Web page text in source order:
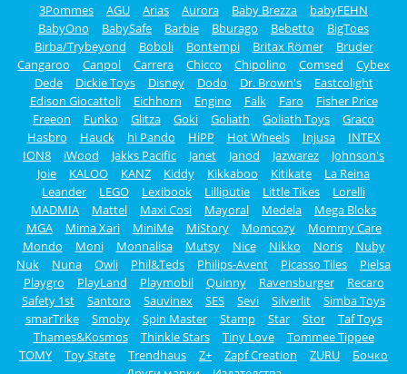
3Pommes AGU Arias Aurora Baby Brezza
babyFEHN
BabyOno
BabySafe Barbie Bburago Bebetto
BigToes
Birba/Trybeyond
Boboli Bontempi Britax Römer
Bruder
Cangaroo
Canpol Carrera Chicco Chipolino Comsed
Cybex
Dede
Dickie Toys Disney Dodo Dr. Brown's
Eastcolight
Edison Giocattoli
Eichhorn Engino Falk Faro
Fisher Price
Freeon
Funko Glitza Goki Goliath Goliath Toys
Graco
Hasbro
Hauck hi Pando HiPP Hot Wheels Injusa
INTEX
ION8
iWood Jakks Pacific Janet Janod Jazwarez
Johnson's
Joie
KALOO KANZ Kiddy Kikkaboo Kitikate
La Reina
Leander
LEGO Lexibook Lilliputie Little Tikes
Lorelli
MADMIA
Mattel Maxi Cosi Mayoral Medela
Mega Bloks
MGA
Mima Xari MiniMe MiStory Momcozy
Mommy Care
Mondo
Moni Monnalisa Mutsy Nice Nikko Noris
Nuby
Nuk
Nuna Owli Phil&Teds Philips-Avent Picasso Tiles
Pielsa
Playgro
PlayLand Playmobil Quinny Ravensburger
Recaro
Safety 1st
Santoro Sauvinex SES Sevi Silverlit
Simba Toys
smarTrike
Smoby Spin Master Stamp Star Stor
Taf Toys
Thames&Kosmos
Thinkle Stars Tiny Love
Tommee Tippee
TOMY
Toy State Trendhaus Z+ Zapf Creation ZURU
Бочко